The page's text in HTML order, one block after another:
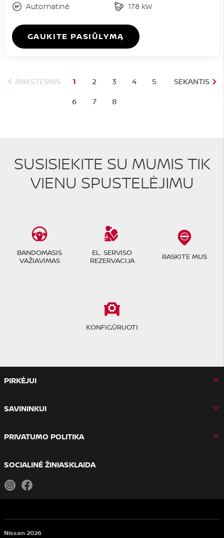
Automatinė
178 kW
GAUKITE PASIŪLYMĄ
ANKSTESNIS SEKANTIS
1 2 3 4
5
6
7 8
SUSISIEKITE SU MUMIS TIK
VIENU SPUSTELĖJIMU
BANDOMASIS
VAŽIAVIMAS
EL. SERVISO
REZERVACIJA
RASKITE MUS
KONFIGŪRUOTI
PIRKĖJUI
SAVININKUI
PRIVATUMO POLITIKA
SOCIALINĖ ŽINIASKLAIDA
Instagram
Nissan 2026